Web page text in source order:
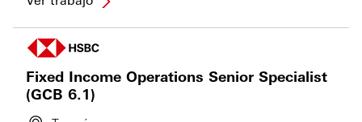
Fixed Income Operations Senior Specialist
(GCB 6.1)